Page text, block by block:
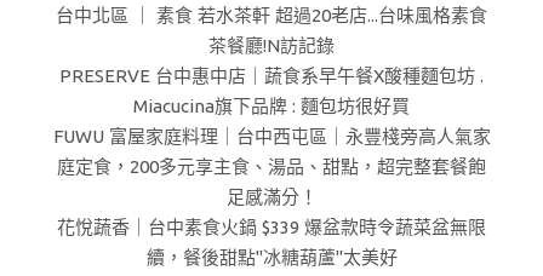
台中北區 ｜ 素食 若水茶軒 超過20老店...台味風格素食
茶餐廳!N訪記錄
PRESERVE 台中惠中店｜蔬食系早午餐X酸種麵包坊 .
Miacucina旗下品牌 : 麵包坊很好買
FUWU 富屋家庭料理｜台中西屯區｜永豐棧旁高人氣家
庭定食，200多元享主食、湯品、甜點，超完整套餐飽
足感滿分！
花悅蔬香｜台中素食火鍋 $339 爆盆款時令蔬菜盆無限
續，餐後甜點"冰糖葫蘆"太美好